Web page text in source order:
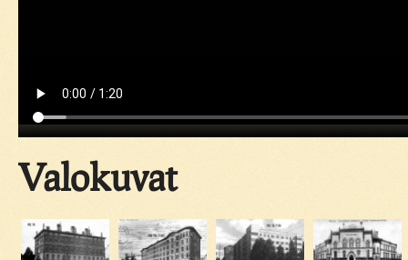
Valokuvat